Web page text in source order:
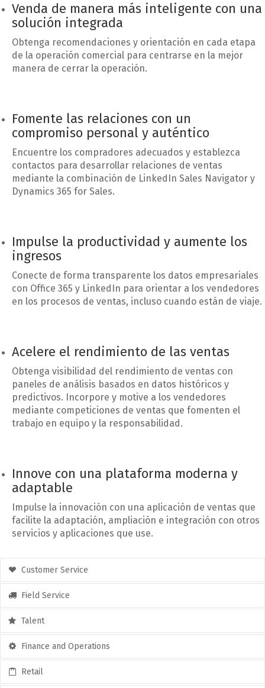
Venda de manera más inteligente con una
solución integrada
Obtenga recomendaciones y orientación en cada etapa
de la operación comercial para centrarse en la mejor
manera de cerrar la operación.
Fomente las relaciones con un
compromiso personal y auténtico
Encuentre los compradores adecuados y establezca
contactos para desarrollar relaciones de ventas
mediante la combinación de LinkedIn Sales Navigator y
Dynamics 365 for Sales.
Impulse la productividad y aumente los
ingresos
Conecte de forma transparente los datos empresariales
con Office 365 y LinkedIn para orientar a los vendedores
en los procesos de ventas, incluso cuando están de viaje.
Acelere el rendimiento de las ventas
Obtenga visibilidad del rendimiento de ventas con
paneles de análisis basados en datos históricos y
predictivos. Incorpore y motive a los vendedores
mediante competiciones de ventas que fomenten el
trabajo en equipo y la responsabilidad.
Innove con una plataforma moderna y
adaptable
Impulse la innovación con una aplicación de ventas que
facilite la adaptación, ampliación e integración con otros
servicios y aplicaciones que use.
Customer Service
Field Service
Talent
Finance and Operations
Retail